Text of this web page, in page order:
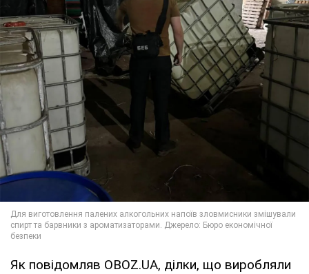
Як повідомляв OBOZ.UA, ділки, що виробляли